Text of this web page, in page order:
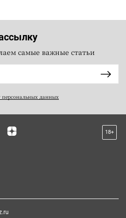
самые важные статьи
персональных данных
18+